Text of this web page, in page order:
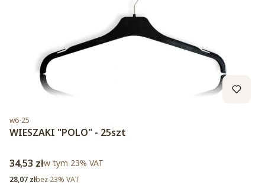
Kod produktu
w6-25
WIESZAKI "POLO" - 25szt
Cena brutto
34,53 złw tym %s VAT
w tym 23% VAT
Cena netto
28,07 złbez 23% VAT